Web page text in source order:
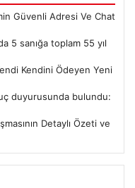
Güvenli Adresi Ve Chat
5 sanığa toplam 55 yıl
Kendini Ödeyen Yeni
duyurusunda bulundu:
Detaylı Özeti ve